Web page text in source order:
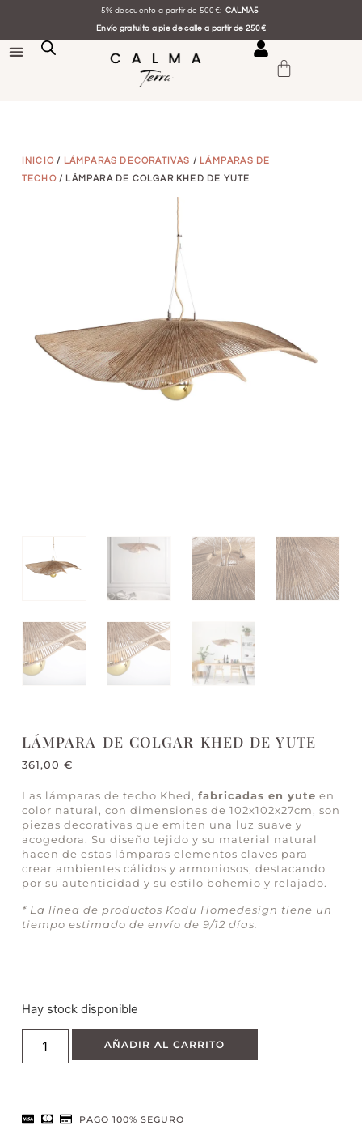
5% descuento a partir de 500€: CALMA5
Envío gratuito a pie de calle a partir de 250€
INICIO / LÁMPARAS DECORATIVAS / LÁMPARAS DE
TECHO/ LÁMPARA DE COLGAR KHED DE YUTE
LÁMPARA DE COLGAR KHED DE YUTE
361,00 €
Las lámparas de techo Khed, fabricadas en yute en
color natural, con dimensiones de 102x102x27cm, son
piezas decorativas que emiten una luz suave y
acogedora. Su diseño tejido y su material natural
hacen de estas lámparas elementos claves para
crear ambientes cálidos y armoniosos, destacando
por su autenticidad y su estilo bohemio y relajado.
* La línea de productos Kodu Homedesign tiene un
tiempo estimado de envío de 9/12 días.
Hay stock disponible
AÑADIR AL CARRITO
PAGO 100% SEGURO